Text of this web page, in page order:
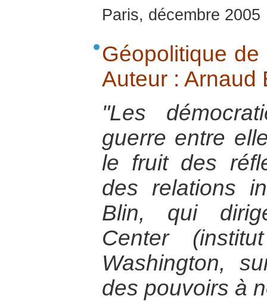
Paris, décembre 2005
Géopolitique
Auteur : Arnaud
"Les
guerre entre
le fruit des
des relations
Blin, qui
Center
Washington,
des pouvoirs à